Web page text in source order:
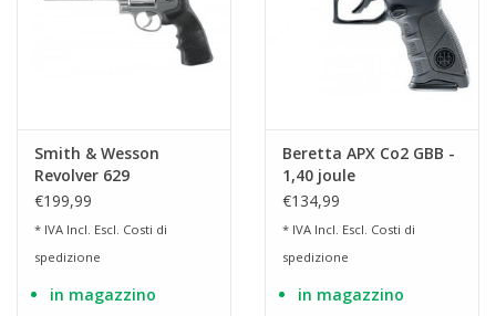
Smith & Wesson
Revolver 629
Competitor 6" Co2 2,0
€199,99
* IVA Incl. Escl. Costi di
spedizione
in magazzino
Beretta APX Co2 GBB -
1,40 joule
€134,99
* IVA Incl. Escl. Costi di
spedizione
in magazzino